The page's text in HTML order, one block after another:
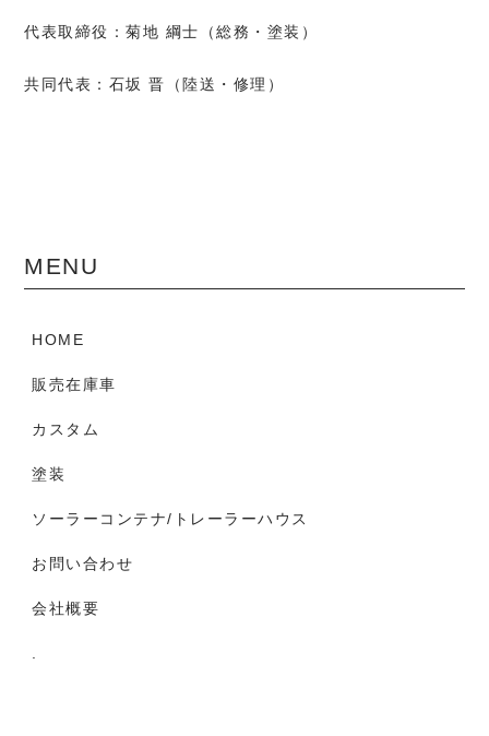
代表取締役：菊地 綱士（総務・塗装）
共同代表：石坂 晋（陸送・修理）
MENU
HOME
販売在庫車
カスタム
塗装
ソーラーコンテナ/トレーラーハウス
お問い合わせ
会社概要